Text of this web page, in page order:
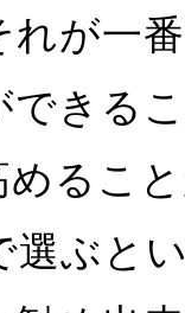
れが一
できる
るこ
選ぶと